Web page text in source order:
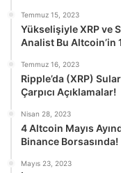
Temmuz 15, 2023
Yükselişiyle XRP ve
Analist Bu Altcoin’in
Temmuz 16, 2023
Ripple’da (XRP)
Çarpıcı Açıklamalar!
Nisan 28, 2023
4 Altcoin Mayıs
Binance Borsasında!
Mayıs 23, 2023